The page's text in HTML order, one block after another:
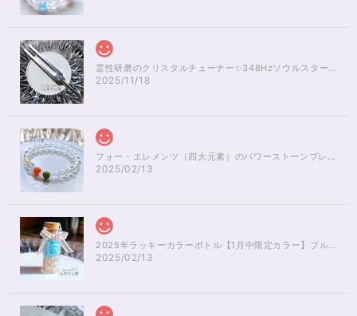
霊性研磨のクリスタルチューナー✨348Hzソウルスターチャクラのヒーリング
2025/11/18
フォー・エレメンツ（四大元素）のパワーストーンブレスレット✨レインボーオーラ16cm
2025/02/13
2025年ラッキーカラーボトル【1月中限定カラー】ブルーアパタイト×ルチルクォーツさざれ石
2025/02/13